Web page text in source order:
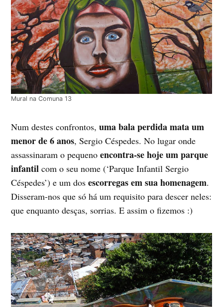
Mural na Comuna 13
Num destes confrontos,uma bala perdida mata um
menor de 6 anos, Sergio Céspedes. No lugar onde
assassinaram o pequeno encontra-se hoje um parque
infantil com o seu nome (‘Parque Infantil Sergio
Céspedes’) e um dosescorregas em sua homenagem.
Disseram-nos que só há um requisito para descer neles:
que enquanto desças, sorrias. E assim o fizemos :)